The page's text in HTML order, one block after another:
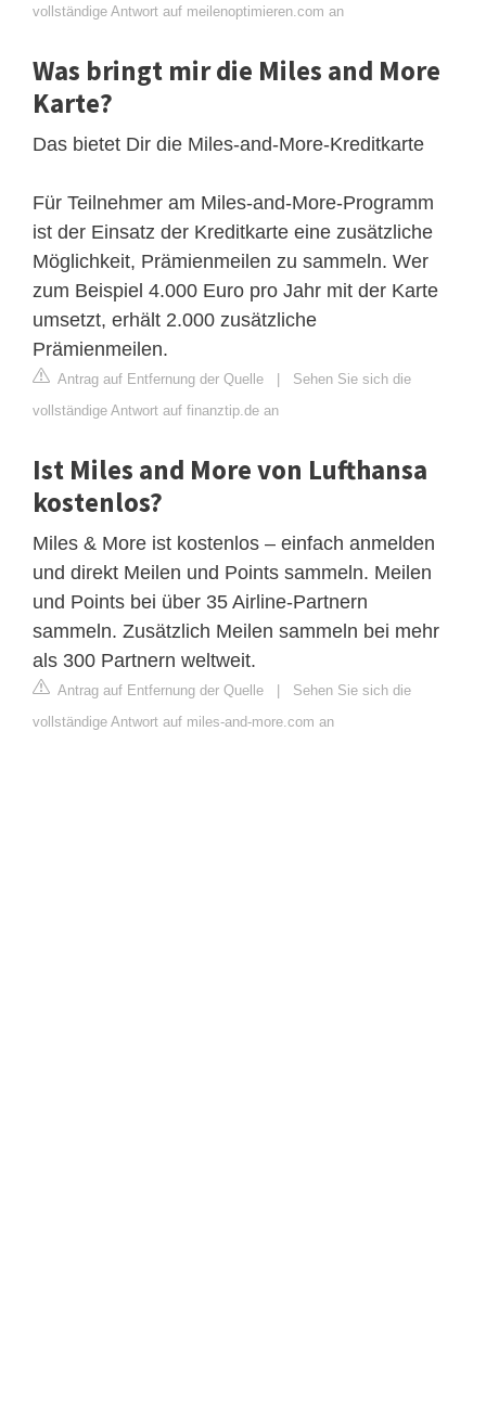
vollständige Antwort auf meilenoptimieren.com an
Was bringt mir die Miles and More
Karte?
Das bietet Dir die Miles-and-More-Kreditkarte
Für Teilnehmer am Miles-and-More-Programm
ist der Einsatz der Kreditkarte eine zusätzliche
Möglichkeit, Prämienmeilen zu sammeln. Wer
zum Beispiel 4.000 Euro pro Jahr mit der Karte
umsetzt, erhält 2.000 zusätzliche
Prämienmeilen.
Antrag auf Entfernung der Quelle | Sehen Sie sich die
vollständige Antwort auf finanztip.de an
Ist Miles and More von Lufthansa
kostenlos?
Miles & More ist kostenlos – einfach anmelden
und direkt Meilen und Points sammeln. Meilen
und Points bei über 35 Airline-Partnern
sammeln. Zusätzlich Meilen sammeln bei mehr
als 300 Partnern weltweit.
Antrag auf Entfernung der Quelle | Sehen Sie sich die
vollständige Antwort auf miles-and-more.com an